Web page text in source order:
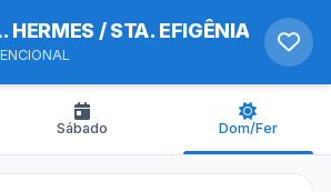
HERMES / STA. EFIGÊNIA
Sábado Dom/Fer